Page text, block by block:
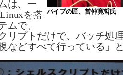
パイプの匠、當仲寛哲氏
は、一
を搭
ムで、
リプトだけで、バッチ処
などすべて行っている」